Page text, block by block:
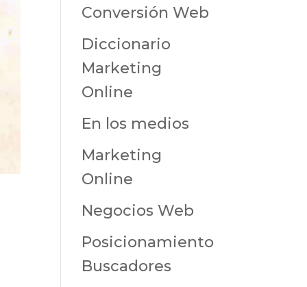
Conversión Web
Diccionario
Marketing
Online
En los medios
Marketing
Online
Negocios Web
Posicionamiento
Buscadores